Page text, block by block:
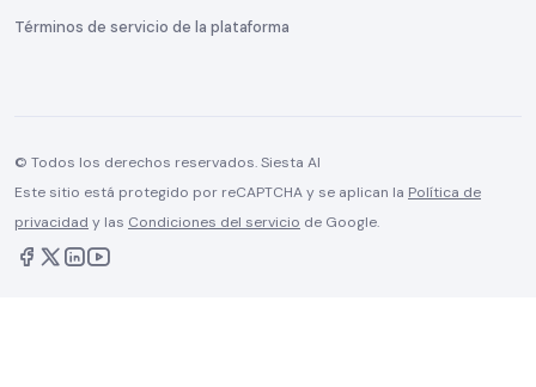
Términos de servicio de la plataforma
© Todos los derechos reservados. Siesta AI
Este sitio está protegido por reCAPTCHA y se aplican la Política de
privacidad y las Condiciones del servicio de Google.